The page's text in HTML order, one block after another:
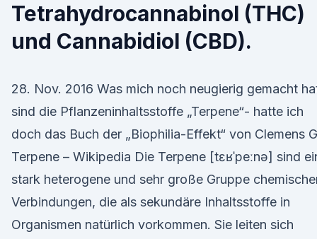
Tetrahydrocannabinol (THC)
und Cannabidiol (CBD).
28. Nov. 2016 Was mich noch neugierig gemacht
sind die Pflanzeninhaltsstoffe „Terpene“- hatte ich
doch das Buch der „Biophilia-Effekt“ von Clemens
Terpene – Wikipedia Die Terpene [tɛʁˈpeːnə] sind
stark heterogene und sehr große Gruppe
Verbindungen, die als sekundäre Inhaltsstoffe in
Organismen natürlich vorkommen. Sie leiten sich